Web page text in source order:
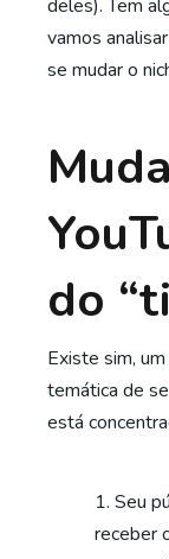
deles). Tem
vamos
se mudar o
do
Existe sim,
temática de
está
Seu
receber